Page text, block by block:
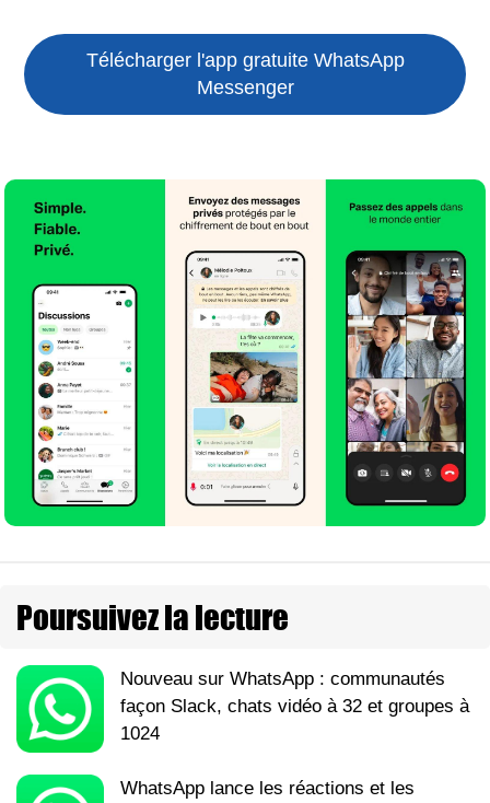
Télécharger l'app gratuite WhatsApp
Messenger
Poursuivez la lecture
Nouveau sur WhatsApp : communautés
façon Slack, chats vidéo à 32 et groupes à
1024
WhatsApp lance les réactions et les